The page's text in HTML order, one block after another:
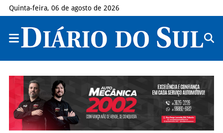
Quinta-feira, 06 de agosto de 2026